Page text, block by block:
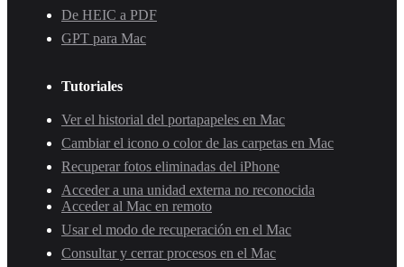
De HEIC a PDF
GPT para Mac
Tutoriales
Ver el historial del portapapeles en Mac
Cambiar el icono o color de las carpetas en Mac
Recuperar fotos eliminadas del iPhone
Acceder a una unidad externa no reconocida
Acceder al Mac en remoto
Usar el modo de recuperación en el Mac
Consultar y cerrar procesos en el Mac